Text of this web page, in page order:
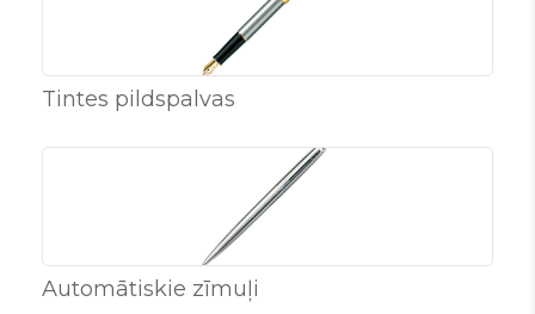
Tintes pildspalvas
Automātiskie zīmuļi